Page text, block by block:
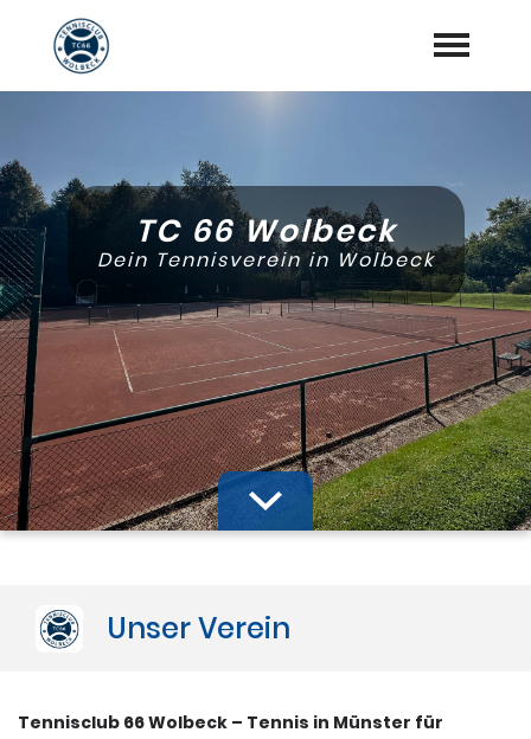
Aktuelles
Vorstand
Training
Mannschaften
Sponsoren
"Jetzt Mitglied werden"
Download Center
TC 66 Wolbeck
Dein Tennisverein in Wolbeck
Unser Verein
Tennisclub 66 Wolbeck – Tennis in Münster für